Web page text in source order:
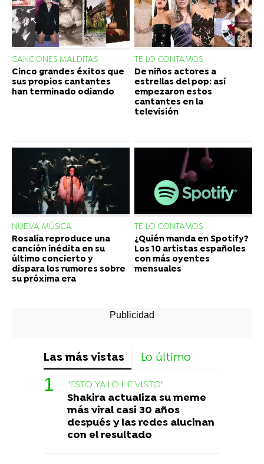
CANCIONES MALDITAS
Cinco grandes éxitos que
sus propios cantantes
han terminado odiando
TE LO CONTAMOS
De niños actores a
estrellas del pop: así
empezaron estos
cantantes en la
televisión
NUEVA MÚSICA
Rosalía reproduce una
canción inédita en su
último concierto y
dispara los rumores sobre
su próxima era
TE LO CONTAMOS
¿Quién manda en Spotify?
Los 10 artistas españoles
con más oyentes
mensuales
Las más vistas Lo último
"ESTO YA LO HE VISTO"
Shakira actualiza su meme
más viral casi 30 años
después y las redes alucinan
con el resultado